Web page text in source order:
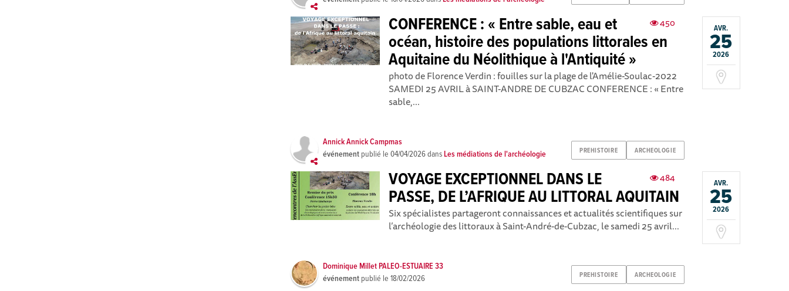
AVR.
25
2026
450
CONFERENCE : « Entre sable, eau et
océan, histoire des populations littorales en
Aquitaine du Néolithique à l'Antiquité »
photo de Florence Verdin : fouilles sur la plage de l'Amélie-Soulac-2022
SAMEDI 25 AVRIL à SAINT-ANDRE DE CUBZAC CONFERENCE : « Entre
sable,...
PREHISTOIRE ARCHEOLOGIE
Annick Annick Campmas
événement publié le04/04/2026dansLes médiations de l'archéologie
AVR.
25
2026
484
VOYAGE EXCEPTIONNEL DANS LE
PASSE, DE L’AFRIQUE AU LITTORAL AQUITAIN
Six spécialistes partageront connaissances et actualités scientifiques sur
l’archéologie des littoraux à Saint-André-de-Cubzac, le samedi 25 avril...
PREHISTOIRE ARCHEOLOGIE
Dominique Millet PALEO-ESTUAIRE 33
événement publié le18/02/2026